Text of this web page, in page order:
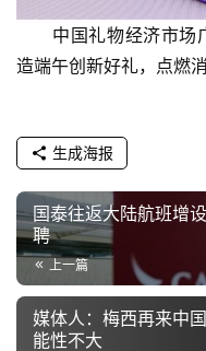
中国礼物经济市场
造端午创新好礼，点燃
生成海报
国泰往返大陆航班增
聘
上一篇
媒体人：梅西再来中
能性不大